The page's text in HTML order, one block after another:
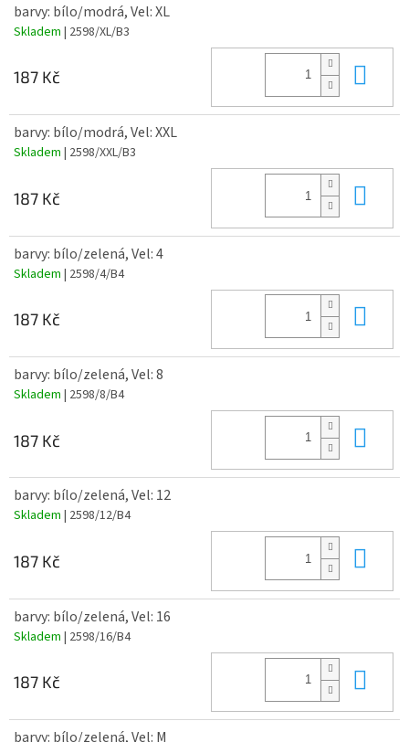
barvy: bílo/modrá, Vel: XL
Skladem | 2598/XL/B3
187 Kč
barvy: bílo/modrá, Vel: XXL
Skladem | 2598/XXL/B3
187 Kč
barvy: bílo/zelená, Vel: 4
Skladem | 2598/4/B4
187 Kč
barvy: bílo/zelená, Vel: 8
Skladem | 2598/8/B4
187 Kč
barvy: bílo/zelená, Vel: 12
Skladem | 2598/12/B4
187 Kč
barvy: bílo/zelená, Vel: 16
Skladem | 2598/16/B4
187 Kč
barvy: bílo/zelená, Vel: M